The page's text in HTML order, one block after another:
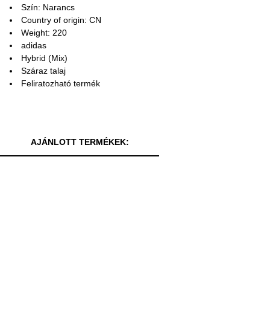
Szín: Narancs
Country of origin: CN
Weight: 220
adidas
Hybrid (Mix)
Száraz talaj
Feliratozható termék
AJÁNLOTT TERMÉKEK: